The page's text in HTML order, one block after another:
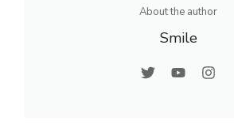
About the author
Smile